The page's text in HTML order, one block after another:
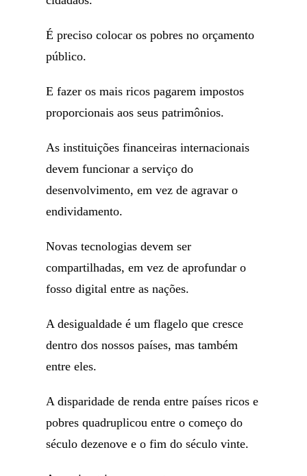
É preciso colocar os pobres no orçamento
público.
E fazer os mais ricos pagarem impostos
proporcionais aos seus patrimônios.
As instituições financeiras internacionais
devem funcionar a serviço do
desenvolvimento, em vez de agravar o
endividamento.
Novas tecnologias devem ser
compartilhadas, em vez de aprofundar o
fosso digital entre as nações.
A desigualdade é um flagelo que cresce
dentro dos nossos países, mas também
entre eles.
A disparidade de renda entre países ricos e
pobres quadruplicou entre o começo do
século dezenove e o fim do século vinte.